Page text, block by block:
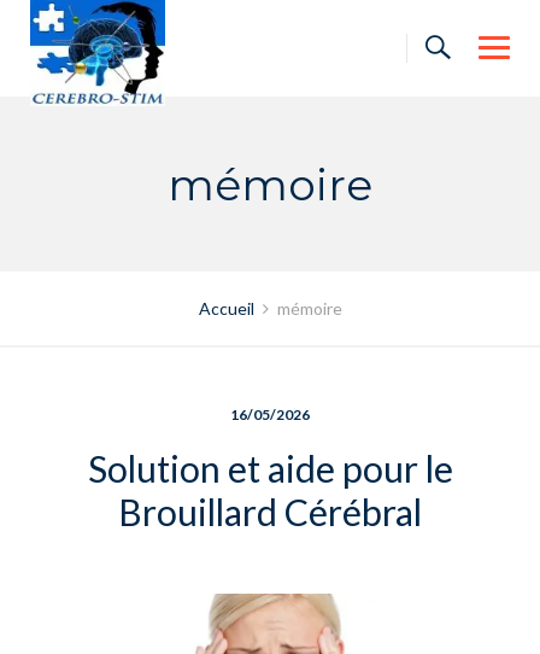
Skip
content
mémoire
Accueil mémoire
16/05/2026
Solution et aide pour le
Brouillard Cérébral